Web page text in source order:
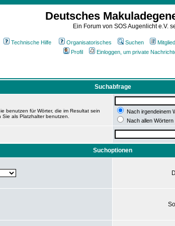
Deutsches
Ein Forum von SOS Augenlicht e.V.
Technische Hilfe Organisatorisches Suchen
Profil
Einloggen, um private
Suchabfrage
benutzen für Wörter, die im Resultat sein
als Platzhalter benutzen.
Nach irgendeinem
Nach allen
Suchoptionen